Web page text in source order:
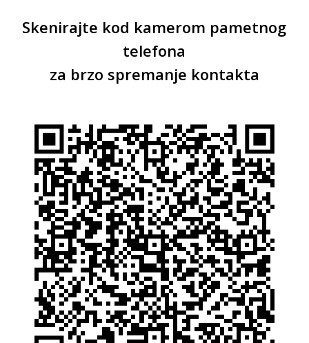
Skenirajte kod kamerom pametnog
telefona
za brzo spremanje kontakta